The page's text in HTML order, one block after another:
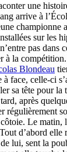
une
arrive à
championne
sur les
pas dans
à la
Blondeau
face, celle-ci
sa tête pour la
après
régulièrement
Le matin,
d’abord elle
lui, sent la